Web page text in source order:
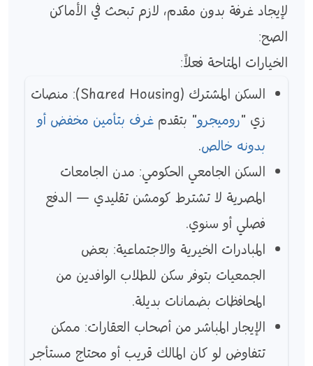
لإيجاد غرفة بدون مقدم، لازم تبحث في الأماكن
الصح:
الخيارات المتاحة فعلاً:
السكن المشترك (Shared Housing): منصات
زي "روميجرو" بتقدم غرف بتأمين مخفض أو
بدونه خالص.
السكن الجامعي الحكومي: مدن الجامعات
المصرية لا تشترط كومشن تقليدي — الدفع
فصلي أو سنوي.
المبادرات الخيرية والاجتماعية: بعض
الجمعيات بتوفر سكن للطلاب الوافدين من
المحافظات بضمانات بديلة.
الإيجار المباشر من أصحاب العقارات: ممكن
تتفاوض لو كان المالك قريب أو محتاج مستأجر